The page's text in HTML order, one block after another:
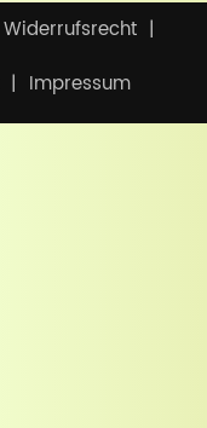
Widerrufsrecht
Impressum